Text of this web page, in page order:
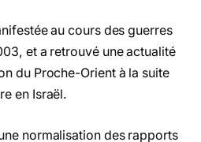
au cours des guerres
et a retrouvé une actualité
du Proche-Orient à la suite
en Israël.
normalisation des rapports